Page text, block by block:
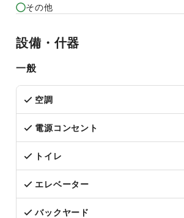
その他
設備・什器
一般
空調
電源コンセント
トイレ
エレベーター
バックヤード